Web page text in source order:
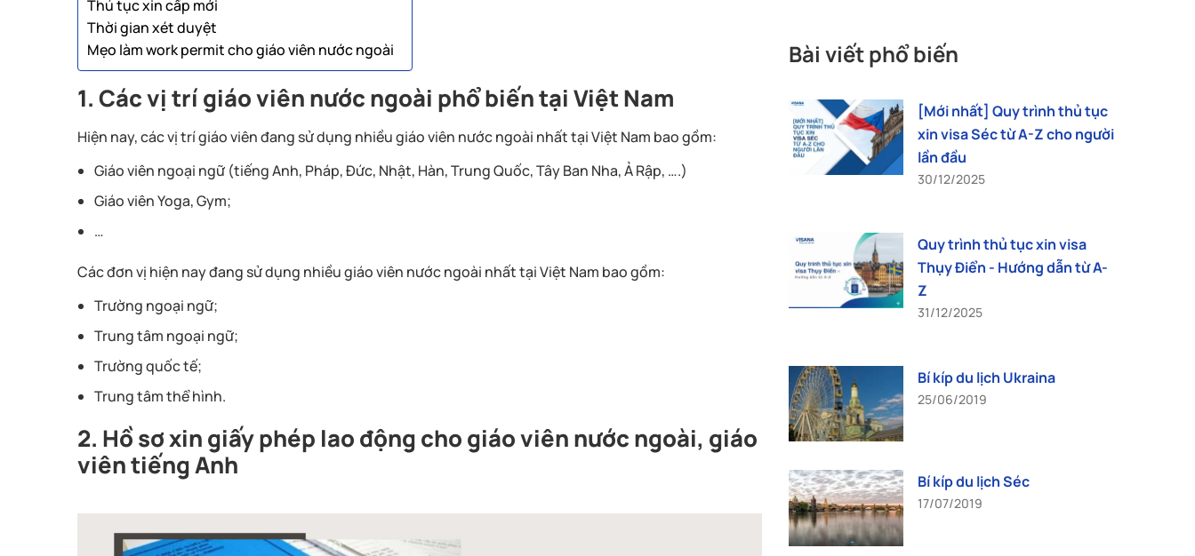
Thủ tục xin cấp mới
Thời gian xét duyệt
Mẹo làm work permit cho giáo viên nước ngoài
1. Các vị trí giáo viên nước ngoài phổ biến tại Việt Nam
Hiện nay, các vị trí giáo viên đang sử dụng nhiều giáo viên nước ngoài nhất tại Việt Nam bao gồm:
Giáo viên ngoại ngữ (tiếng Anh, Pháp, Đức, Nhật, Hàn, Trung Quốc, Tây Ban Nha, Ả Rập, ….)
Giáo viên Yoga, Gym;
…
Các đơn vị hiện nay đang sử dụng nhiều giáo viên nước ngoài nhất tại Việt Nam bao gồm:
Trường ngoại ngữ;
Trung tâm ngoại ngữ;
Trường quốc tế;
Trung tâm thể hình.
2. Hồ sơ xin giấy phép lao động cho giáo viên nước ngoài, giáo
viên tiếng Anh
Bài viết phổ biến
[Mới nhất] Quy trình thủ tục
xin visa Séc từ A-Z cho người
lần đầu
30/12/2025
Quy trình thủ tục xin visa
Thụy Điển - Hướng dẫn từ A-
Z
31/12/2025
Bí kíp du lịch Ukraina
25/06/2019
Bí kíp du lịch Séc
17/07/2019